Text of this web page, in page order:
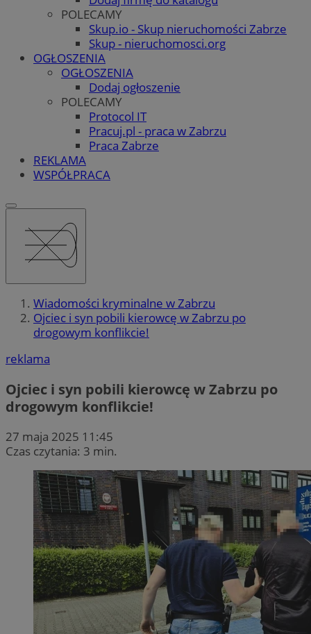
POLECAMY
Skup.io - Skup nieruchomości Zabrze
Skup - nieruchomosci.org
OGŁOSZENIA
OGŁOSZENIA
Dodaj ogłoszenie
POLECAMY
Protocol IT
Pracuj.pl - praca w Zabrzu
Praca Zabrze
REKLAMA
WSPÓŁPRACA
Wiadomości kryminalne w Zabrzu
Ojciec i syn pobili kierowcę w Zabrzu po
drogowym konflikcie!
reklama
Ojciec i syn pobili kierowcę w Zabrzu po
drogowym konflikcie!
27 maja 2025 11:45
Czas czytania: 3 min.